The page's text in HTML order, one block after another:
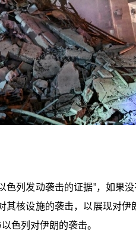
色列发动袭击的证据”，如果
其核设施的袭击，以展现对
色列对伊朗的袭击。